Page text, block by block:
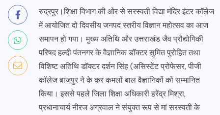
रुद्रपुर।शिक्षा विभाग की ओर से सरस्वती विद्या मंदिर इंटर कॉलेज
में आयोजित दो दिवसीय जनपद स्तरीय विज्ञान महोत्सव का आज
समापन हो गया। मुख्य अतिथि और उत्तराखंड जैव प्रौद्योगिकी
परिषद हल्दी पंतनगर के वैज्ञानिक डॉक्टर सुमित पुरोहित तथा
विशिष्ट अतिथि डॉक्टर दर्शन सिंह (असिस्टेंट प्रोफेसर, पीजी
कॉलेज बाजपुर ने के कर कमलों बाल वैज्ञानिकों को सम्मानित
किया। इससे पहले जिला शिक्षा अधिकारी हरेंद्र मिश्रा,
प्रधानाचार्य नीरज अग्रवाल ने संयुक्त रूप से मां सरस्वती के